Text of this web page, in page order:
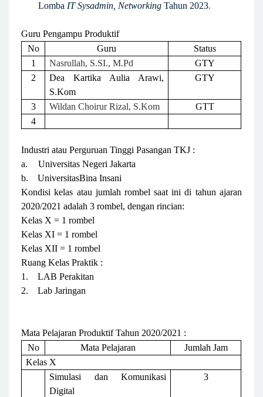
Lomba IT Sysadmin, NetworkingTahun 2023.
Guru Pengampu Produktif
No
Guru
Status
1
Nasrullah, S.SI., M.Pd
GTY
2
Dea Kartika Aulia Arawi,
S.Kom
GTY
3 Wildan Choirur Rizal, S.Kom
GTT
4
Industri atau Perguruan Tinggi Pasangan TKJ :
a.
Universitas Negeri Jakarta
b.
UniversitasBina Insani
Kondisi kelas atau jumlah rombel saat ini di tahun ajaran
2020/2021 adalah 3 rombel, dengan rincian:
Kelas X = 1 rombel
Kelas XI = 1 rombel
Kelas XII = 1 rombel
Ruang Kelas Praktik :
1.
LAB Perakitan
2.
Lab Jaringan
Mata Pelajaran Produktif Tahun 2020/2021 :
No
Mata Pelajaran
Jumlah Jam
Kelas X
Simulasi dan Komunikasi
Digital
3